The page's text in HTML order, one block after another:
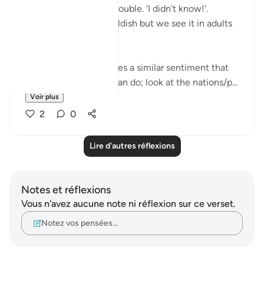
has when they get in trouble. 'I didn't know!'.
Displacing blame is childish but we see it in adults
This set of verses echoes a similar sentiment that
other places in the Quran do; look at the nations/p...
Voir plus
2 0
Lire d'autres réflexions
Notes et réflexions
Vous n'avez aucune note ni réflexion sur ce verset.
Notez vos pensées…